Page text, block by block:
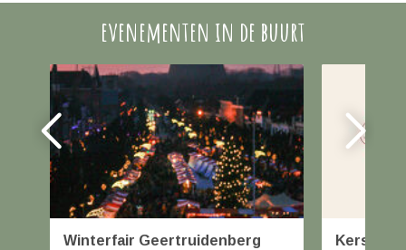
evenementen in de buurt
Winterfair Geertruidenberg